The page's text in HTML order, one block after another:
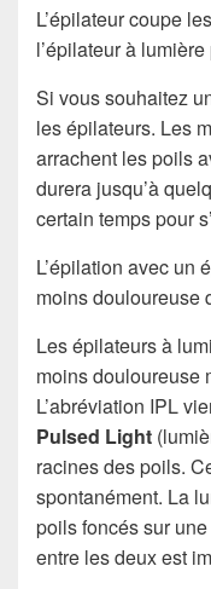
L’épilateur coupe
l’épilateur à
Si vous souhaitez
les épilateurs. Les
arrachent les poils
durera jusqu’à
certain temps pour
L’épilation avec un
moins douloureuse
Les épilateurs à
moins douloureuse
L’abréviation IPL
Pulsed Light
racines des poils.
spontanément. La
poils foncés sur
entre les deux est